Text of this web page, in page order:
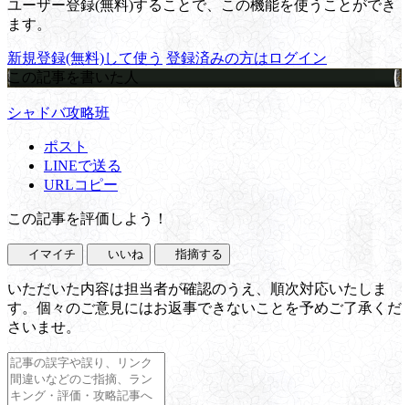
ユーザー登録(無料)することで、この機能を使うことができ
ます。
新規登録(無料)して使う 登録済みの方はログイン
この記事を書いた人
シャドバ攻略班
ポスト
LINEで送る
URLコピー
この記事を評価しよう！
イマイチ いいね 指摘する
いただいた内容は担当者が確認のうえ、順次対応いたしま
す。個々のご意見にはお返事できないことを予めご了承くだ
さいませ。